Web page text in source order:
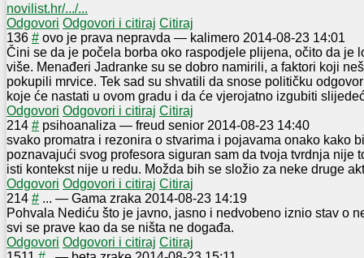
novilist.hr/.../...
Odgovori Odgovori i citiraj Citiraj
136 # ovo je prava nepravda — kalimero 2014-08-23 14:01
Čini se da je počela borba oko raspodjele plijena, očito da je
više. Menađeri Jadranke su se dobro namirili, a faktori koji
pokupili mrvice. Tek sad su shvatili da snose političku
koje će nastati u ovom gradu i da će vjerojatno izgubiti
Odgovori Odgovori i citiraj Citiraj
214 # psihoanaliza — freud senior 2014-08-23 14:40
svako promatra i rezonira o stvarima i pojavama onako kako
poznavajući svog profesora siguran sam da tvoja tvrdnja nije
isti kontekst nije u redu. Možda bih se složio za neke druge
Odgovori Odgovori i citiraj Citiraj
214 # ... — Gama zraka 2014-08-23 14:19
Pohvala Nediću što je javno, jasno i nedvobeno iznio stav o
svi se prave kao da se ništa ne događa.
Odgovori Odgovori i citiraj Citiraj